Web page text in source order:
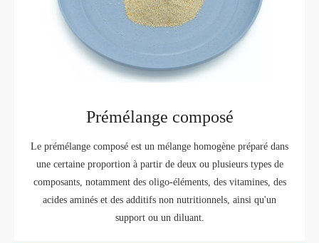
Prémélange composé
Le prémélange composé est un mélange homogène préparé dans
une certaine proportion à partir de deux ou plusieurs types de
composants, notamment des oligo-éléments, des vitamines, des
acides aminés et des additifs non nutritionnels, ainsi qu'un
support ou un diluant.